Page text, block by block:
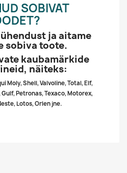
SOBIVAT
ja aitame
sobiva toote.
kaubamärkide
näiteks:
Moly, Shell, Valvoline, Total, Elf,
Gulf, Petronas, Texaco, Motorex,
Lotos, Orlen jne.